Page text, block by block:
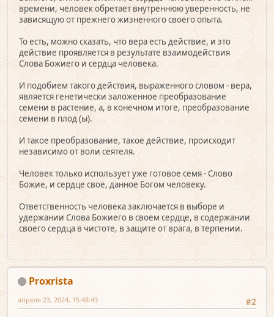
времени, человек обретает внутреннюю уверенность, не
зависящую от прежнего жизненного своего опыта.
То есть, можно сказать, что вера есть действие, и это
действие проявляется в результате взаимодействия
Слова Божиего и сердца человека.
И подобием такого действия, выраженного словом - вера,
является генетически заложенное преобразование
семени в растение, а, в конечном итоге, преобразование
семени в плод (ы).
И такое преобразование, такое действие, происходит
независимо от воли сеятеля.
Человек только использует уже готовое семя - Слово
Божие, и сердце свое, данное Богом человеку.
Ответственность человека заключается в выборе и
удержании Слова Божиего в своем сердце, в содержании
своего сердца в чистоте, в защите от врага, в терпении.
Proxrista
#2
апреля 23, 2024, 15:48:43